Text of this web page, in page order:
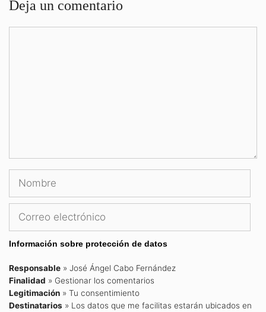
Deja un comentario
Nombre
Correo
Información sobre protección de datos
Responsable » José Ángel Cabo Fernández
Finalidad » Gestionar los comentarios
Legitimación » Tu consentimiento
Destinatarios » Los datos que me facilitas estarán ubicados en